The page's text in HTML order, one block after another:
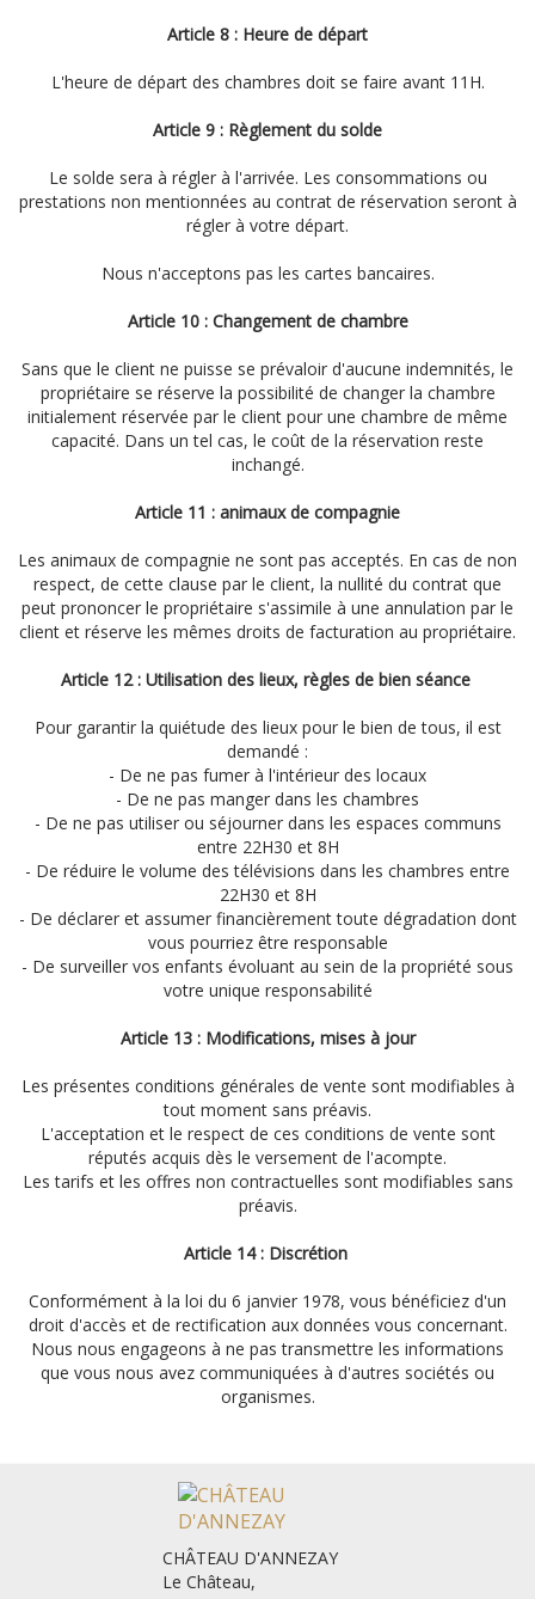
Article 8 : Heure de départ
L'heure de départ des chambres doit se faire avant 11H.
Article 9 : Règlement du solde
Le solde sera à régler à l'arrivée. Les consommations ou
prestations non mentionnées au contrat de réservation seront à
régler à votre départ.
Nous n'acceptons pas les cartes bancaires.
Article 10 : Changement de chambre
Sans que le client ne puisse se prévaloir d'aucune indemnités, le
propriétaire se réserve la possibilité de changer la chambre
initialement réservée par le client pour une chambre de même
capacité. Dans un tel cas, le coût de la réservation reste
inchangé.
Article 11 : animaux de compagnie
Les animaux de compagnie ne sont pas acceptés. En cas de non
respect, de cette clause par le client, la nullité du contrat que
peut prononcer le propriétaire s'assimile à une annulation par le
client et réserve les mêmes droits de facturation au propriétaire.
Article 12 : Utilisation des lieux, règles de bien séance
Pour garantir la quiétude des lieux pour le bien de tous, il est
demandé :
- De ne pas fumer à l'intérieur des locaux
- De ne pas manger dans les chambres
- De ne pas utiliser ou séjourner dans les espaces communs
entre 22H30 et 8H
- De réduire le volume des télévisions dans les chambres entre
22H30 et 8H
- De déclarer et assumer financièrement toute dégradation dont
vous pourriez être responsable
- De surveiller vos enfants évoluant au sein de la propriété sous
votre unique responsabilité
Article 13 : Modifications, mises à jour
Les présentes conditions générales de vente sont modifiables à
tout moment sans préavis.
L'acceptation et le respect de ces conditions de vente sont
réputés acquis dès le versement de l'acompte.
Les tarifs et les offres non contractuelles sont modifiables sans
préavis.
Article 14 : Discrétion
Conformément à la loi du 6 janvier 1978, vous bénéficiez d'un
droit d'accès et de rectification aux données vous concernant.
Nous nous engageons à ne pas transmettre les informations
que vous nous avez communiquées à d'autres sociétés ou
organismes.
CHÂTEAU D'ANNEZAY
Le Château,